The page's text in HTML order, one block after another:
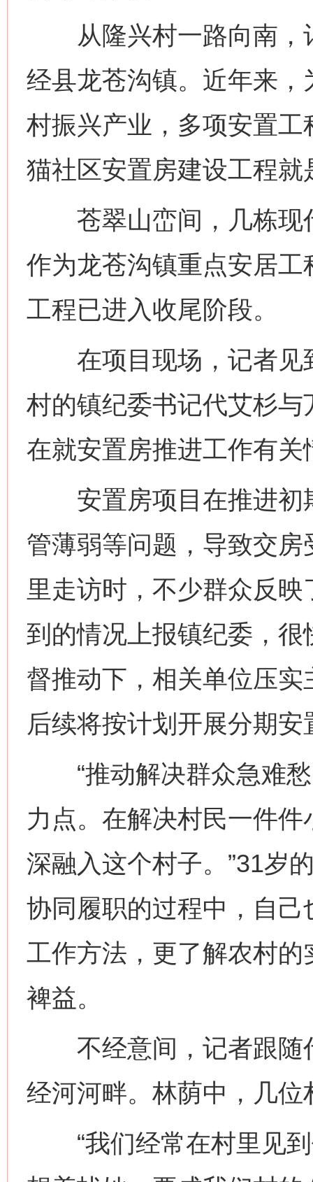
从隆兴村一路向南，
经县龙苍沟镇。近年来
村振兴产业，多项安置
猫社区安置房建设工程就
苍翠山峦间，几栋现
作为龙苍沟镇重点安居
工程已进入收尾阶段。
在项目现场，记者见
村的镇纪委书记代艾杉
在就安置房推进工作有
安置房项目在推进初
管薄弱等问题，导致交
里走访时，不少群众反
到的情况上报镇纪委，
督推动下，相关单位压
后续将按计划开展分期安
“推动解决群众急难愁
力点。在解决村民一件
深融入这个村子。”31岁
协同履职的过程中，自
工作方法，更了解农村
裨益。
不经意间，记者跟随
经河河畔。林荫中，几
“我们经常在村里见到